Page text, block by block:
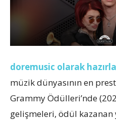
doremusic olarak
müzik dünyasının en
Grammy Ödülleri’nde
gelişmeleri, ödül kazanan